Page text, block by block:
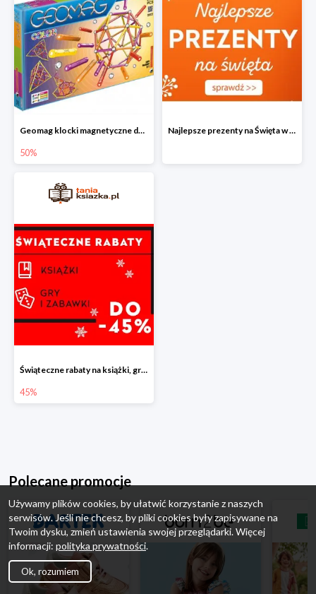
Geomag klocki magnetyczne do -50%
50%
Najlepsze prezenty na Święta w Tania Książka
Świąteczne rabaty na książki, gry i zabawki do -45%
45%
Polecane promocje
Używamy plików cookies, by ułatwić korzystanie z naszych
serwisów. Jeśli nie chcesz, by pliki cookies były zapisywane na
Twoim dysku, zmień ustawienia swojej przeglądarki. Więcej
informacji: polityka prywatności.
Ok, rozumiem